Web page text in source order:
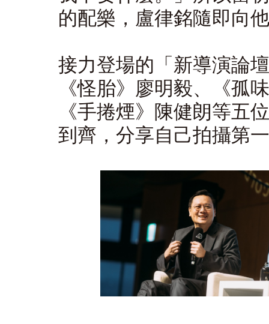
的配樂，盧律銘隨即向
接力登場的「新導演論
《怪胎》廖明毅、《孤
《手捲煙》陳健朗等五
到齊，分享自己拍攝第